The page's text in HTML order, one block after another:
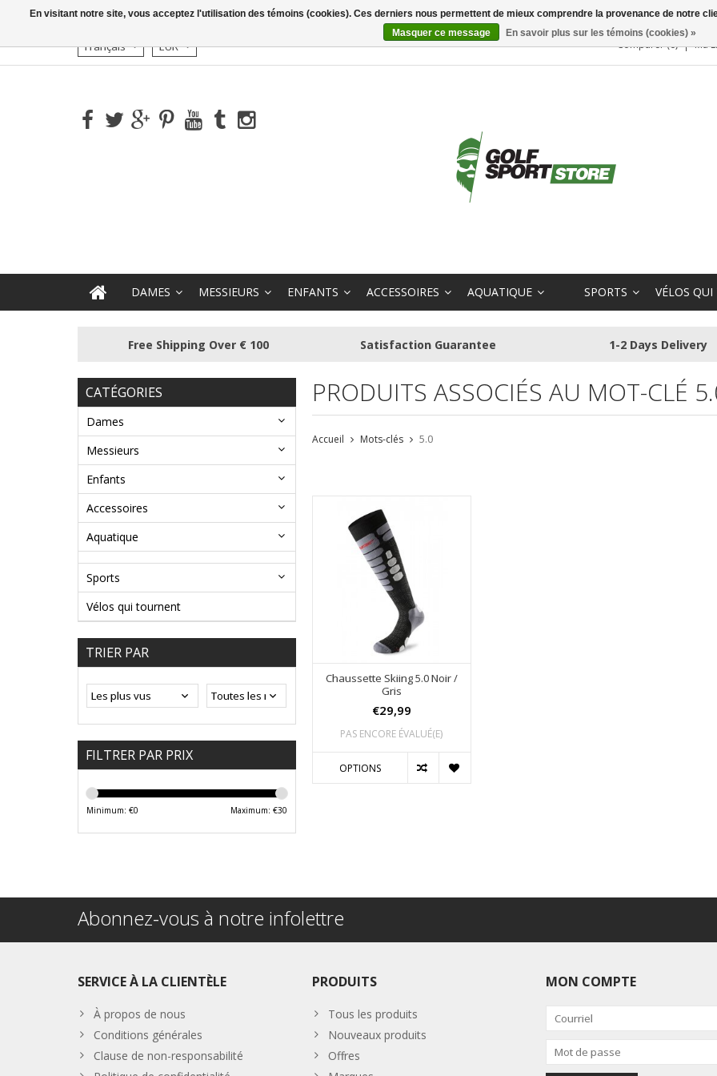
Français EUR Comparer (0) Ma
DAMES MESSIEURS ENFANTS ACCESSOIRES AQUATIQUE SPORTS VÉLOS
Free Shipping Over € 100 Satisfaction Guarantee 1-2 Days Delivery
CATÉGORIES
Dames
Messieurs
Enfants
Accessoires
Aquatique
Sports
Vélos qui tournent
TRIER PAR
FILTRER PAR PRIX
Minimum: €0 Maximum: €30
PRODUITS ASSOCIÉS AU MOT-CLÉ
Accueil Mots-clés 5.0
Chaussette Skiing 5.0 Noir /
Gris
€29,99
PAS ENCORE ÉVALUÉ(E)
OPTIONS
Abonnez-vous à notre infolettre
SERVICE À LA CLIENTÈLE
À propos de nous
Conditions générales
Clause de non-responsabilité
PRODUITS
Tous les produits
Nouveaux produits
Offres
MON COMPTE
En visitant notre site, vous acceptez l'utilisation des témoins (cookies). Ces derniers nous permettent de mieux comprendre la provenance de notre
Masquer ce message
En savoir plus sur les témoins (cookies) »